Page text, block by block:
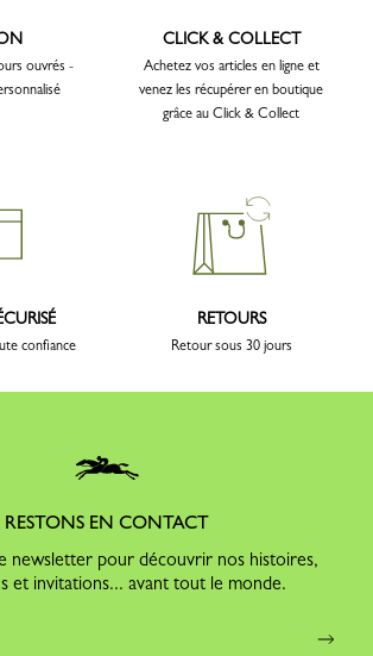
ouvrés -
CLICK & COLLECT
Achetez vos articles en ligne et
venez les récupérer en boutique
grâce au Click & Collect
confiance
RETOURS
Retour sous 30 jours
RESTONS EN CONTACT
newsletter pour découvrir nos histoires,
et invitations... avant tout le monde.